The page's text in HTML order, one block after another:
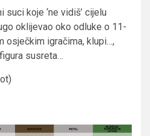
koje ‘ne vidiš’ cijelu
oklijevao oko odluke o 11-
osječkim igračima, klupi…,
susreta…